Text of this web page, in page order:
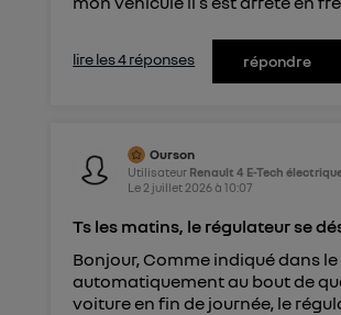
lire les 4 réponses répondre
Ourson
Utilisateur Renault 4 E-Tech
Le 2 juillet 2026à10:07
Ts les matins, le régulateur se
Bonjour, Comme indiqué dans
automatiquement au bout de
voiture en fin de journée, le